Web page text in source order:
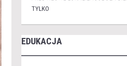
TYLKO
EDUKACJA